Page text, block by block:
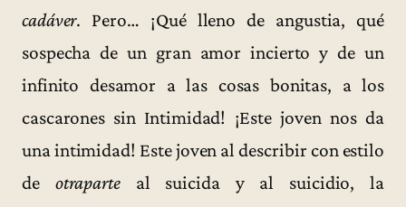
cadáver. Pero… ¡Qué lleno de angustia, qué
sospecha de un gran amor incierto y de un
infinito desamor a las cosas bonitas, a los
cascarones sin Intimidad! ¡Este joven nos da
una intimidad! Este joven al describir con estilo
de otraparteal suicida y al suicidio, la